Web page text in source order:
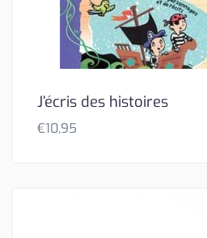
J’écris des histoires
€10,95